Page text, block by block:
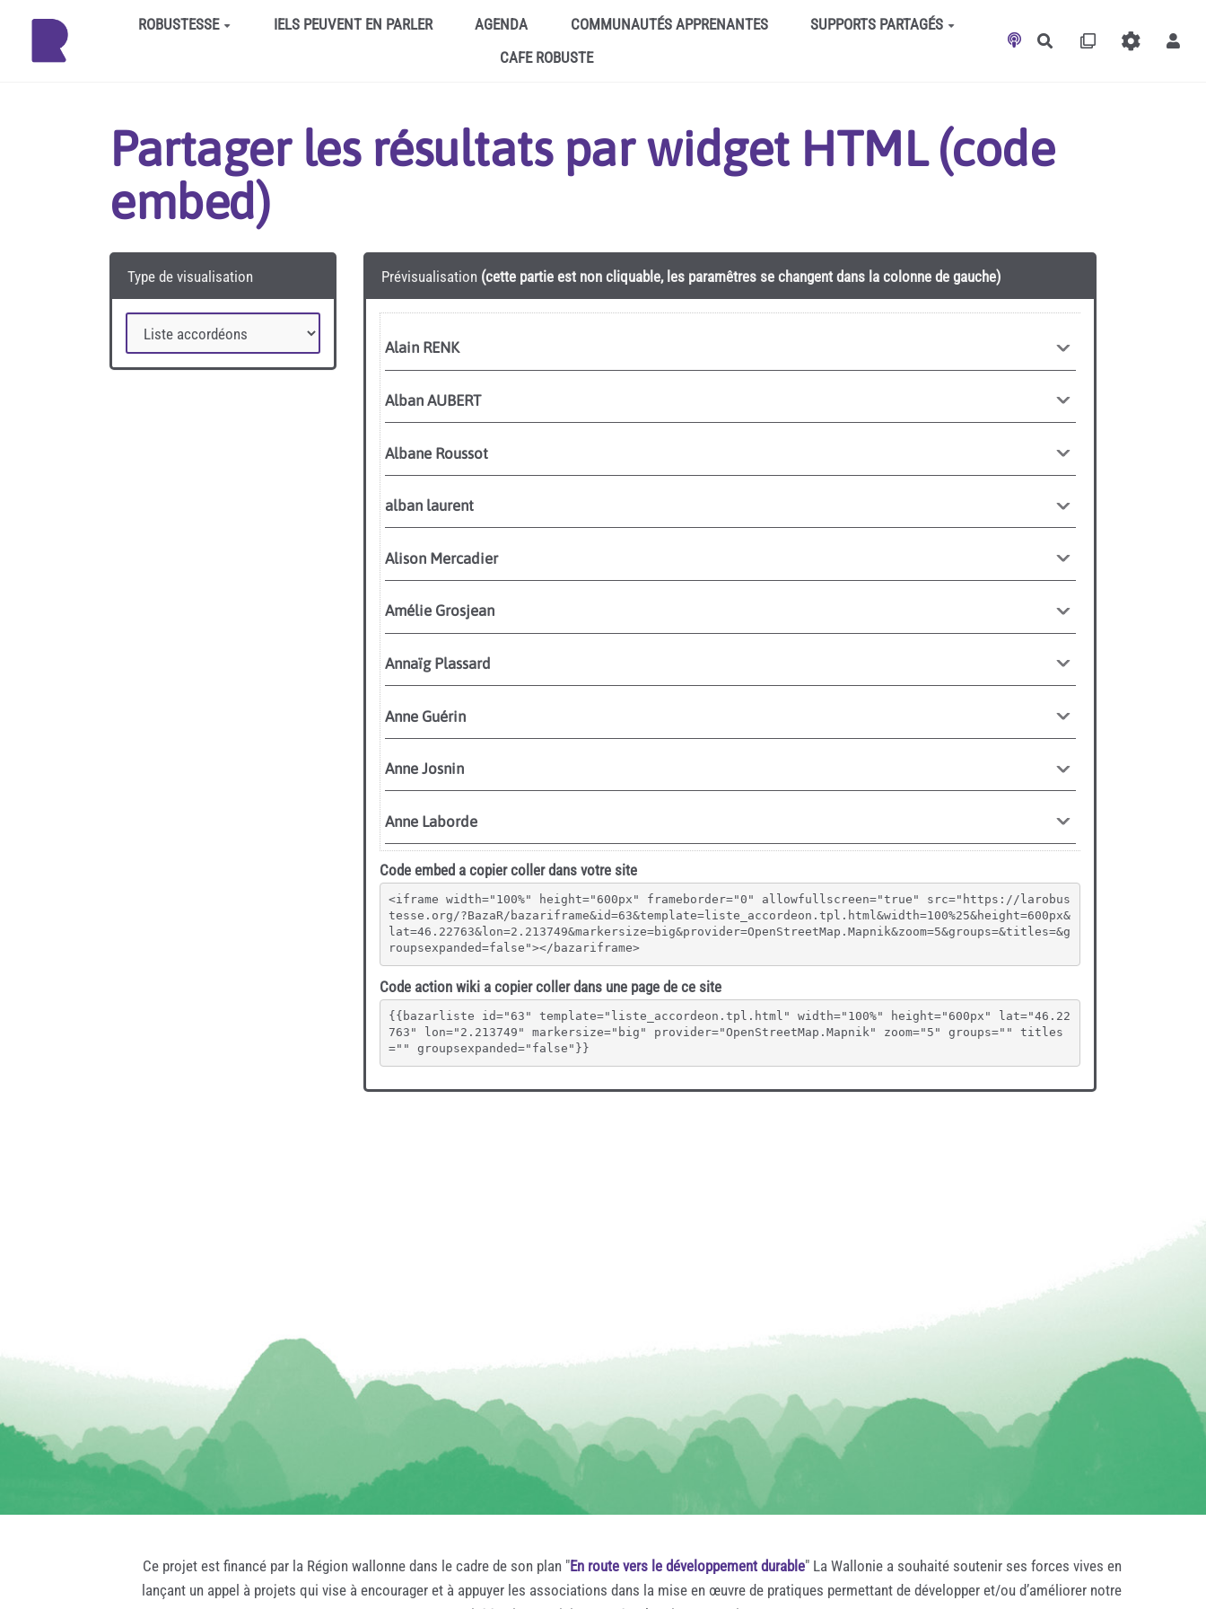
Aller au contenu principalROBUSTESSE IELS PEUVENT EN PARLER AGENDA COMMUNAUTÉS APPRENANTES
SUPPORTS PARTAGÉS
CAFE ROBUSTE
Rechercher
Partager les résultats par widget HTML (code
embed)
Type de visualisation Prévisualisation (cette partie est non cliquable, les paramêtres se changent dans la colonne de gauche)
Code embed a copier coller dans votre site
<iframe width="100%" height="600px" frameborder="0" allowfullscreen="true" src="https://larobus
tesse.org/?BazaR/bazariframe&id=63&template=liste_accordeon.tpl.html&width=100%25&height=600px&
lat=46.22763&lon=2.213749&markersize=big&provider=OpenStreetMap.Mapnik&zoom=5&groups=&titles=&g
roupsexpanded=false"></bazariframe>
Code action wiki a copier coller dans une page de ce site
{{bazarliste id="63" template="liste_accordeon.tpl.html" width="100%" height="600px" lat="46.22
763" lon="2.213749" markersize="big" provider="OpenStreetMap.Mapnik" zoom="5" groups="" titles
="" groupsexpanded="false"}}
Ce projet est financé par la Région wallonne dans le cadre de son plan "En route vers le développement durable" La Wallonie a souhaité soutenir ses forces vives en
lançant un appel à projets qui vise à encourager et à appuyer les associations dans la mise en œuvre de pratiques permettant de développer et/ou d’améliorer notre